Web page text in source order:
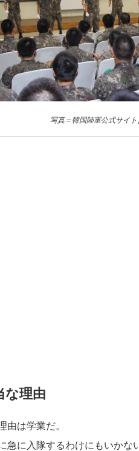
写真＝韓国陸軍公式サイト
な理由
由は学業だ。
急に入隊するわけにもいかな